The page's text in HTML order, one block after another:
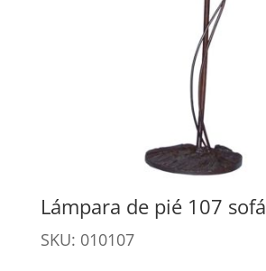
Lámpara de pié 107 sofá
SKU: 010107